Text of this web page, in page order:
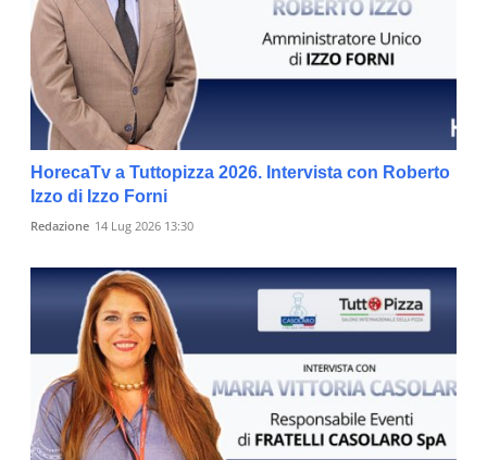
HorecaTv a Tuttopizza 2026. Intervista con Roberto
Izzo di Izzo Forni
Redazione 14 Lug 2026 13:30